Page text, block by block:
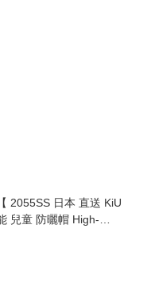
2055SS 日本 直送 KiU
兒童 防曬帽 High-